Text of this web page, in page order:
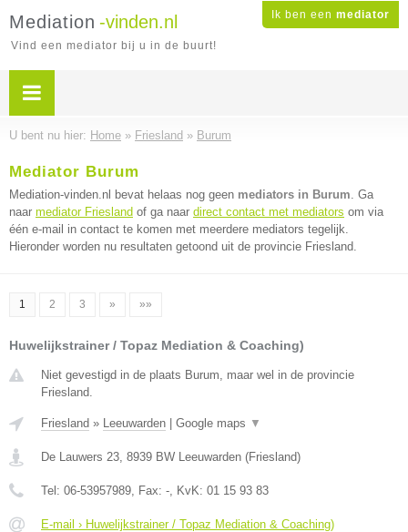
Ik ben een mediator
Mediation -vinden.nl
Vind een mediator bij u in de buurt!
U bent nu hier: Home » Friesland » Burum
Mediator Burum
Mediation-vinden.nl bevat helaas nog geen mediators in Burum. Ga
naar mediator Friesland of ga naar direct contact met mediators om via
één e-mail in contact te komen met meerdere mediators tegelijk.
Hieronder worden nu resultaten getoond uit de provincie Friesland.
1 2 3 » »»
Huwelijkstrainer / Topaz Mediation & Coaching)
Niet gevestigd in de plaats Burum, maar wel in de provincie
Friesland.
Friesland » Leeuwarden Google maps ▼
De Lauwers 23, 8939 BW Leeuwarden (Friesland)
Tel: 06-53957989, Fax: -, KvK: 01 15 93 83
E-mail › Huwelijkstrainer / Topaz Mediation & Coaching)